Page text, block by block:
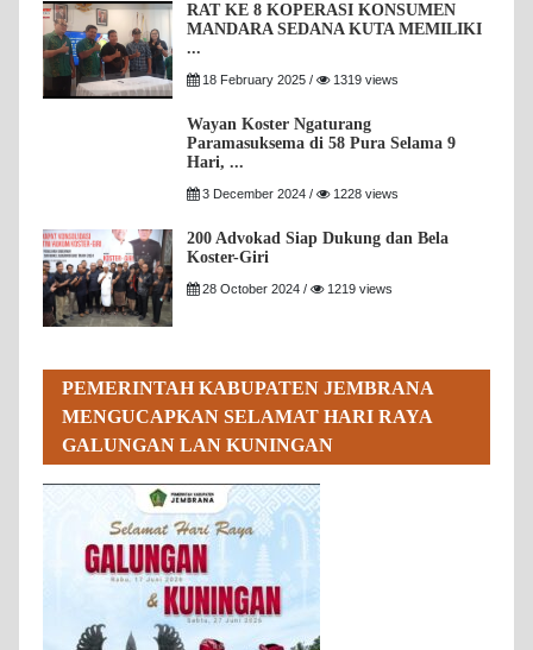
RAT KE 8 KOPERASI KONSUMEN
MANDARA SEDANA KUTA MEMILIKI
...
18 February 2025 / 1319 views
Wayan Koster Ngaturang
Paramasuksema di 58 Pura Selama 9
Hari, ...
3 December 2024 / 1228 views
200 Advokad Siap Dukung dan Bela
Koster-Giri
28 October 2024 / 1219 views
PEMERINTAH KABUPATEN JEMBRANA
MENGUCAPKAN SELAMAT HARI RAYA
GALUNGAN LAN KUNINGAN